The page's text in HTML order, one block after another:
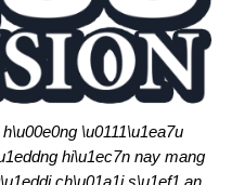
\u0111\u1ea7u
hi\u1ec7n nay mang
ch\u01a1i s\u1ef1 an